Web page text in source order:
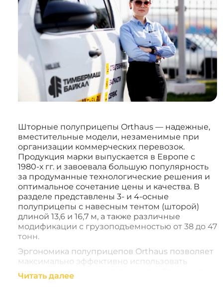
Шторные полуприцепы Orthaus — надежные,
вместительные модели, незаменимые при
организации коммерческих перевозок.
Продукция марки выпускается в Европе с
1980-х гг. и завоевала большую популярность
за продуманные технологические решения и
оптимальное сочетание цены и качества. В
разделе представлены 3- и 4-осные
полуприцепы с навесным тентом (шторой)
длиной 13,6 и 16,7 м, а также различные
модификации с грузоподъемностью от 38 до 47
тонн.
Эргономика полуприцепов Orthaus позволяет
максимально эффективно использовать
полезную площадь полуприцепа. Сдвижная
крыша, боковые раздвижные шторы,
Читать далее